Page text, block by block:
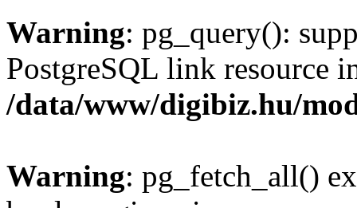
Warning: pg_query():
PostgreSQL link resource
/data/www/digibiz.hu/
Warning: pg_fetch_all()